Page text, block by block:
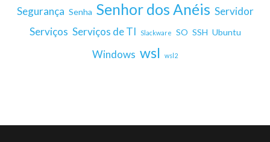
Segurança Senha Senhor dos Anéis Servidor
Serviços Serviços de TI Slackware SO SSH Ubuntu
Windows wsl wsl2